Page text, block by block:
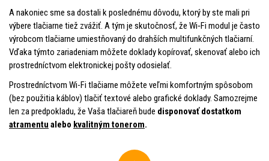
A nakoniec sme sa dostali k poslednému dôvodu, ktorý by ste mali pri
výbere tlačiarne tiež zvážiť. A tým je skutočnosť, že Wi‑Fi modul je často
výrobcom tlačiarne umiestňovaný do drahších multifunkčných tlačiarní.
Vďaka týmto zariadeniam môžete doklady kopírovať, skenovať alebo ich
prostredníctvom elektronickej pošty odosielať.
Prostredníctvom Wi-Fi tlačiarne môžete veľmi komfortným spôsobom
(bez použitia káblov) tlačiť textové alebo grafické doklady. Samozrejme
len za predpokladu, že Vaša tlačiareň bude disponovať dostatkom
atramentu alebo kvalitným tonerom.